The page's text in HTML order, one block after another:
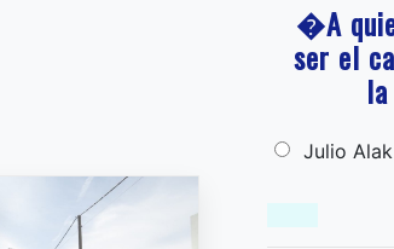
�A
ser el
Julio Alak